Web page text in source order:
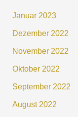
Januar 2023
Dezember 2022
November 2022
Oktober 2022
September 2022
August 2022